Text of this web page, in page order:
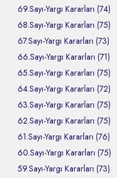
69.Sayı-Yargı Kararları (74)
68.Sayı-Yargı Kararları (75)
67.Sayı-Yargı Kararları (73)
66.Sayı-Yargı Kararları (71)
65.Sayı-Yargı Kararları (75)
64.Sayı-Yargı Kararları (72)
63.Sayı-Yargı Kararları (75)
62.Sayı-Yargı Kararları (75)
61.Sayı-Yargı Kararları (76)
60.Sayı-Yargı Kararları (75)
59.Sayı-Yargı Kararları (73)